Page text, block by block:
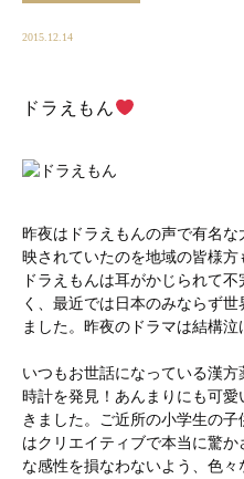
2015.12.14
ドラえもん
昨夜はドラえもんの声で有名
映されていたのを地域の皆様
ドラえもんは耳がかじられて
く、最近では日本のみならず
ました。昨夜のドラマは結構泣
いつもお世話になっている漢
時計を発見！あんまりにも可
きました。ご近所の小学生の
はクリエイティブで本当に驚か
な感性を損なわないよう、色